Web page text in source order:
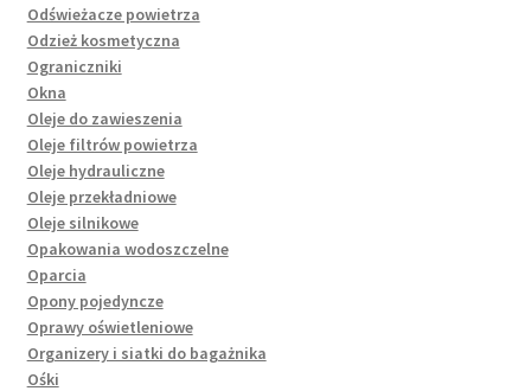
Odświeżacze powietrza
Odzież kosmetyczna
Ograniczniki
Okna
Oleje do zawieszenia
Oleje filtrów powietrza
Oleje hydrauliczne
Oleje przekładniowe
Oleje silnikowe
Opakowania wodoszczelne
Oparcia
Opony pojedyncze
Oprawy oświetleniowe
Organizery i siatki do bagażnika
Ośki